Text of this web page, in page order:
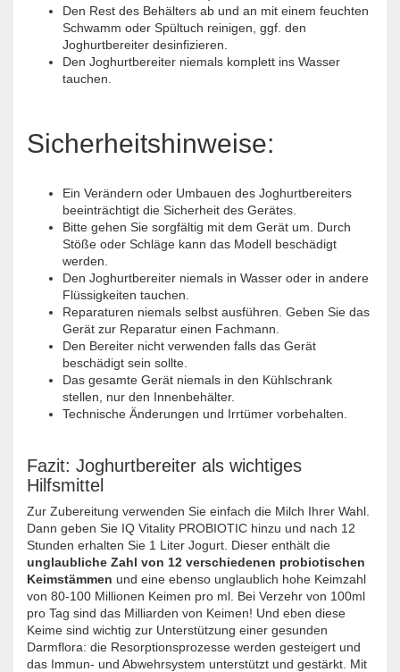
Den Rest des Behälters ab und an mit einem feuchten
Schwamm oder Spültuch reinigen, ggf. den
Joghurtbereiter desinfizieren.
Den Joghurtbereiter niemals komplett ins Wasser
tauchen.
Sicherheitshinweise:
Ein Verändern oder Umbauen des Joghurtbereiters
beeinträchtigt die Sicherheit des Gerätes.
Bitte gehen Sie sorgfältig mit dem Gerät um. Durch
Stöße oder Schläge kann das Modell beschädigt
werden.
Den Joghurtbereiter niemals in Wasser oder in andere
Flüssigkeiten tauchen.
Reparaturen niemals selbst ausführen. Geben Sie das
Gerät zur Reparatur einen Fachmann.
Den Bereiter nicht verwenden falls das Gerät
beschädigt sein sollte.
Das gesamte Gerät niemals in den Kühlschrank
stellen, nur den Innenbehälter.
Technische Änderungen und Irrtümer vorbehalten.
Fazit: Joghurtbereiter als wichtiges
Hilfsmittel
Zur Zubereitung verwenden Sie einfach die Milch Ihrer Wahl.
Dann geben Sie IQ Vitality PROBIOTIC hinzu und nach 12
Stunden erhalten Sie 1 Liter Jogurt. Dieser enthält die
unglaubliche Zahl von 12 verschiedenen probiotischen
Keimstämmen und eine ebenso unglaublich hohe Keimzahl
von 80-100 Millionen Keimen pro ml. Bei Verzehr von 100ml
pro Tag sind das Milliarden von Keimen! Und eben diese
Keime sind wichtig zur Unterstützung einer gesunden
Darmflora: die Resorptionsprozesse werden gesteigert und
das Immun- und Abwehrsystem unterstützt und gestärkt. Mit